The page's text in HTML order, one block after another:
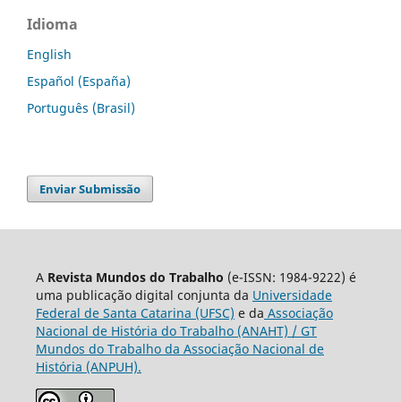
Idioma
English
Español (España)
Português (Brasil)
Enviar Submissão
A Revista Mundos do Trabalho (e-ISSN: 1984-9222) é
uma publicação digital conjunta da Universidade
Federal de Santa Catarina (UFSC) e da Associação
Nacional de História do Trabalho (ANAHT) / GT
Mundos do Trabalho da Associação Nacional de
História (ANPUH).